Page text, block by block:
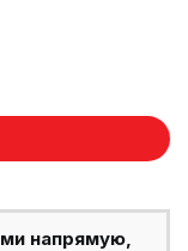
напрямую,